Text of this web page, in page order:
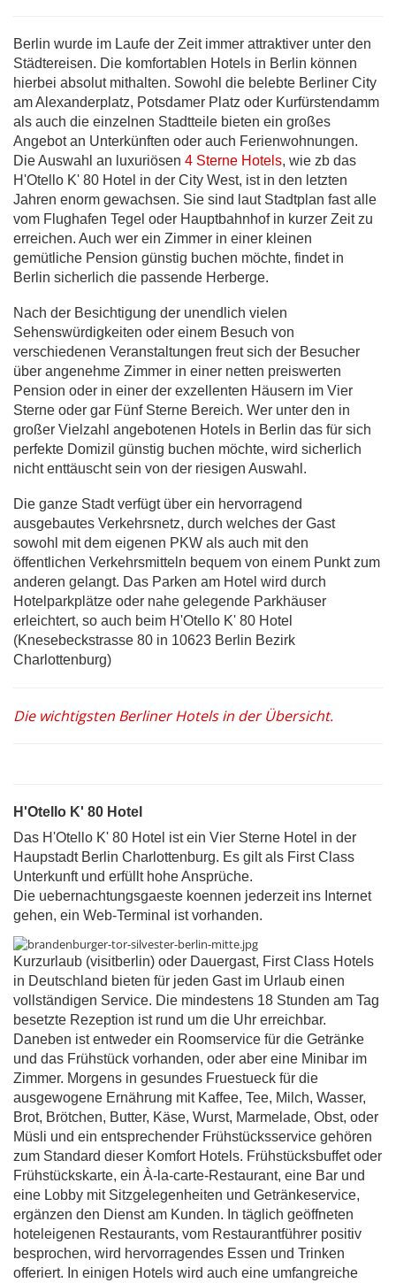
Berlin wurde im Laufe der Zeit immer attraktiver unter den
Städtereisen. Die komfortablen Hotels in Berlin können
hierbei absolut mithalten. Sowohl die belebte Berliner City
am Alexanderplatz, Potsdamer Platz oder Kurfürstendamm
als auch die einzelnen Stadtteile bieten ein großes
Angebot an Unterkünften oder auch Ferienwohnungen.
Die Auswahl an luxuriösen 4 Sterne Hotels, wie zb das
H'Otello K' 80 Hotel in der City West, ist in den letzten
Jahren enorm gewachsen. Sie sind laut Stadtplan fast alle
vom Flughafen Tegel oder Hauptbahnhof in kurzer Zeit zu
erreichen. Auch wer ein Zimmer in einer kleinen
gemütliche Pension günstig buchen möchte, findet in
Berlin sicherlich die passende Herberge.
Nach der Besichtigung der unendlich vielen
Sehenswürdigkeiten oder einem Besuch von
verschiedenen Veranstaltungen freut sich der Besucher
über angenehme Zimmer in einer netten preiswerten
Pension oder in einer der exzellenten Häusern im Vier
Sterne oder gar Fünf Sterne Bereich. Wer unter den in
großer Vielzahl angebotenen Hotels in Berlin das für sich
perfekte Domizil günstig buchen möchte, wird sicherlich
nicht enttäuscht sein von der riesigen Auswahl.
Die ganze Stadt verfügt über ein hervorragend
ausgebautes Verkehrsnetz, durch welches der Gast
sowohl mit dem eigenen PKW als auch mit den
öffentlichen Verkehrsmitteln bequem von einem Punkt zum
anderen gelangt. Das Parken am Hotel wird durch
Hotelparkplätze oder nahe gelegende Parkhäuser
erleichtert, so auch beim H'Otello K' 80 Hotel
(Knesebeckstrasse 80 in 10623 Berlin Bezirk
Charlottenburg)
Die wichtigsten Berliner Hotels in der Übersicht.
H'Otello K' 80 Hotel
Das H'Otello K' 80 Hotel ist ein Vier Sterne Hotel in der
Haupstadt Berlin Charlottenburg. Es gilt als First Class
Unterkunft und erfüllt hohe Ansprüche.
Die uebernachtungsgaeste koennen jederzeit ins Internet
gehen, ein Web-Terminal ist vorhanden.
Kurzurlaub (visitberlin) oder Dauergast, First Class Hotels
in Deutschland bieten für jeden Gast im Urlaub einen
vollständigen Service. Die mindestens 18 Stunden am Tag
besetzte Rezeption ist rund um die Uhr erreichbar.
Daneben ist entweder ein Roomservice für die Getränke
und das Frühstück vorhanden, oder aber eine Minibar im
Zimmer. Morgens in gesundes Fruestueck für die
ausgewogene Ernährung mit Kaffee, Tee, Milch, Wasser,
Brot, Brötchen, Butter, Käse, Wurst, Marmelade, Obst, oder
Müsli und ein entsprechender Frühstücksservice gehören
zum Standard dieser Komfort Hotels. Frühstücksbuffet oder
Frühstückskarte, ein À-la-carte-Restaurant, eine Bar und
eine Lobby mit Sitzgelegenheiten und Getränkeservice,
ergänzen den Dienst am Kunden. In täglich geöffneten
hoteleigenen Restaurants, vom Restaurantführer positiv
besprochen, wird hervorragendes Essen und Trinken
offeriert. In einigen Hotels wird auch eine umfangreiche